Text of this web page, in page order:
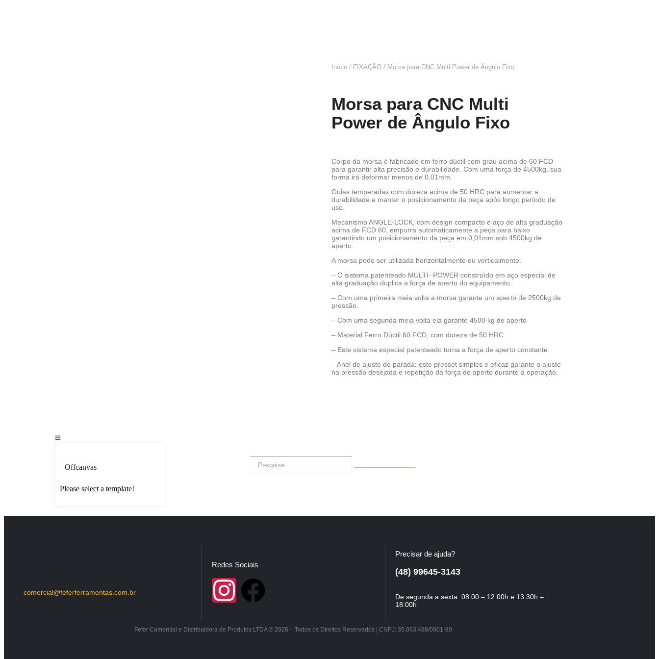
Início / FIXAÇÃO / Morsa para CNC Multi Power de Ângulo Fixo
Morsa para CNC Multi
Power de Ângulo Fixo
Corpo da morsa é fabricado em ferro dúctil com grau acima de 60 FCD
para garantir alta precisão e durabilidade. Com uma força de 4500kg, sua
forma irá deformar menos de 0,01mm.
Guias temperadas com dureza acima de 50 HRC para aumentar a
durabilidade e manter o posicionamento da peça após longo período de
uso.
Mecanismo ANGLE-LOCK, com design compacto e aço de alta graduação
acima de FCD 60, empurra automaticamente a peça para baixo
garantindo um posicionamento da peça em 0,01mm sob 4500kg de
aperto.
A morsa pode ser utilizada horizontalmente ou verticalmente.
– O sistema patenteado MULTI- POWER construído em aço especial de
alta graduação duplica a força de aperto do equipamento.
– Com uma primeira meia volta a morsa garante um aperto de 2500kg de
pressão.
– Com uma segunda meia volta ela garante 4500 kg de aperto
– Material Ferro Dúctil 60 FCD, com dureza de 50 HRC
– Este sistema especial patenteado torna a força de aperto constante.
– Anel de ajuste de parada: este presset simples e eficaz garante o ajuste
na pressão desejada e repetição da força de aperto durante a operação.
Offcanvas
Please select a template!
comercial@feferferramentas.com.br
Redes Sociais
Precisar de ajuda?
(48) 99645-3143
De segunda a sexta: 08:00 – 12:00h e 13:30h –
18:00h
Fefer Comercial e Distribuidora de Produtos LTDA © 2026 – Todos os Direitos Reservados | CNPJ: 35.063.488/0001-80